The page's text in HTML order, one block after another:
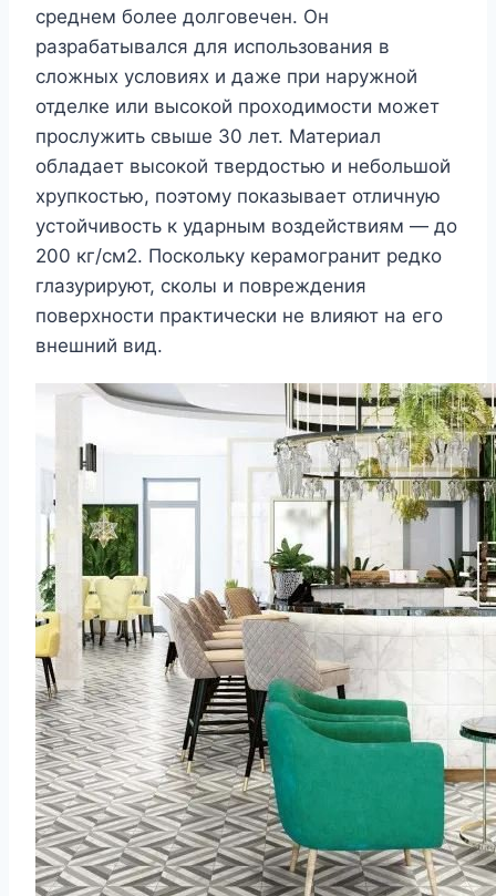
среднем более долговечен. Он
разрабатывался для использования в
сложных условиях и даже при наружной
отделке или высокой проходимости может
прослужить свыше 30 лет. Материал
обладает высокой твердостью и небольшой
хрупкостью, поэтому показывает отличную
устойчивость к ударным воздействиям — до
200 кг/см2. Поскольку керамогранит редко
глазурируют, сколы и повреждения
поверхности практически не влияют на его
внешний вид.